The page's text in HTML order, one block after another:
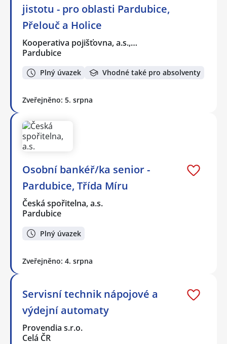
jistotu - pro oblasti Pardubice,
Přelouč a Holice
Kooperativa pojišťovna, a.s.,…
Pardubice
Plný úvazek Vhodné také pro absolventy
Zveřejněno: 5. srpna
Osobní bankéř/ka senior -
Pardubice, Třída Míru
Česká spořitelna, a.s.
Pardubice
Plný úvazek
Zveřejněno: 4. srpna
Servisní technik nápojové a
výdejní automaty
Provendia s.r.o.
Celá ČR